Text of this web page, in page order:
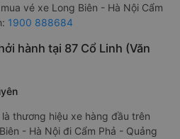
vé xe Long Biên - Hà Nội Cẩm
1900 888684
hành tại 87 Cổ Linh (Văn
thương hiệu xe hàng đầu trên
- Hà Nội đi Cẩm Phả - Quảng